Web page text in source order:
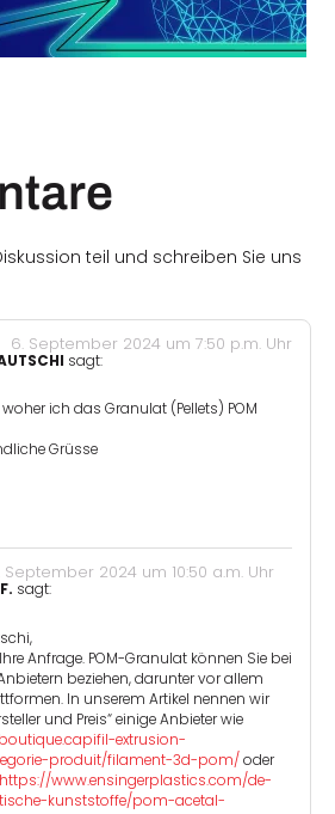
teil und schreiben Sie uns
sagt:
6. September 2024 um 7:50 p.m. Uhr
ich das Granulat (Pellets) POM
Grüsse
sagt:
September 2024 um 10:50 a.m. Uhr
Anfrage. POM-Granulat können Sie bei
beziehen, darunter vor allem
In unserem Artikel nennen wir
und Preis“ einige Anbieter wie
extrusion-
produit/filament-3d-pom/ oder
https://www.ensingerplastics.com/de-
kunststoffe/pom-acetal-